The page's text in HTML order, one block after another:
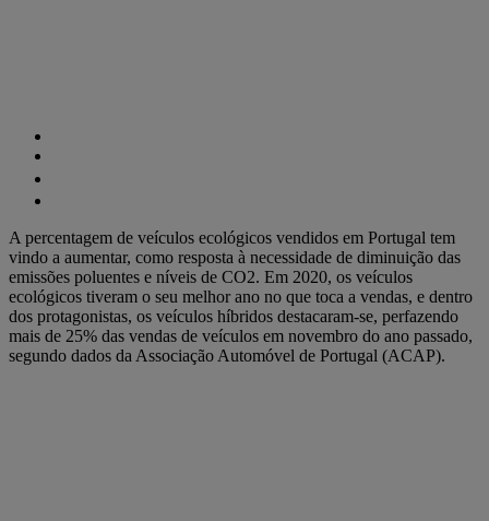
A percentagem de veículos ecológicos vendidos em Portugal tem
vindo a aumentar, como resposta à necessidade de diminuição das
emissões poluentes e níveis de CO2. Em 2020, os veículos
ecológicos tiveram o seu melhor ano no que toca a vendas, e dentro
dos protagonistas, os veículos híbridos destacaram-se, perfazendo
mais de 25% das vendas de veículos em novembro do ano passado,
segundo dados da Associação Automóvel de Portugal (ACAP).